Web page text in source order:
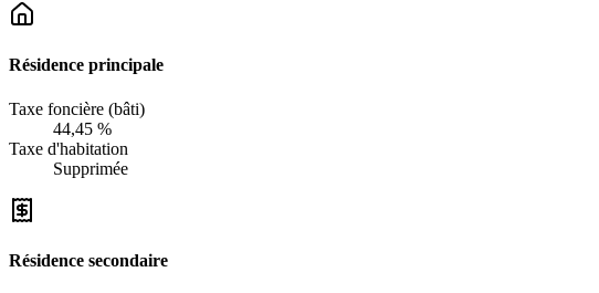
Résidence principale
Taxe foncière (bâti)
44,45 %
Taxe d'habitation
Supprimée
Résidence secondaire